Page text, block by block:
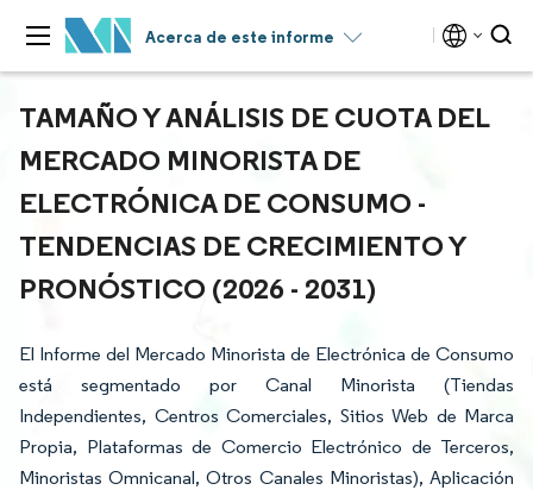
Acerca de este informe
TAMAÑO Y ANÁLISIS DE CUOTA DEL
MERCADO MINORISTA DE
ELECTRÓNICA DE CONSUMO -
TENDENCIAS DE CRECIMIENTO Y
PRONÓSTICO (2026 - 2031)
El Informe del Mercado Minorista de Electrónica de Consumo
está segmentado por Canal Minorista (Tiendas
Independientes, Centros Comerciales, Sitios Web de Marca
Propia, Plataformas de Comercio Electrónico de Terceros,
Minoristas Omnicanal, Otros Canales Minoristas), Aplicación